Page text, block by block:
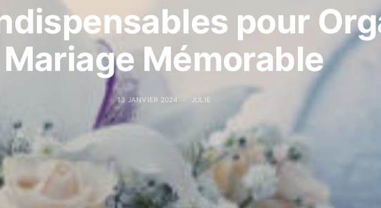
pour
Mariage Mémorable
13 JANVIER 2024 JULIE